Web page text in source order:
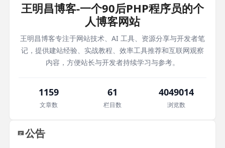
王明昌博客-一个90后PHP程序员的个
人博客网站
王明昌博客专注于网站技术、AI 工具、资源分享与开发者笔
记，提供建站经验、实战教程、效率工具推荐和互联网观察
内容，方便站长与开发者持续学习与参考。
1159
文章数
61
栏目数
4049014
浏览数
公告